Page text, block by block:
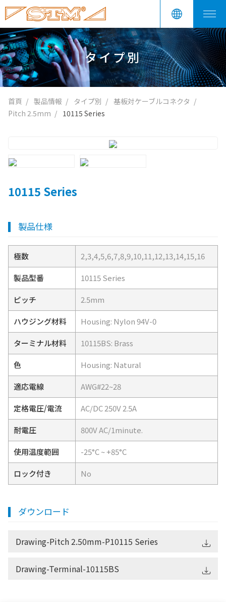
タイプ別
首頁 製品情報 タイプ別
基板対ケーブルコネクタ
Pitch 2.5mm
10115 Series
10115 Series
製品仕様
極数 2,3,4,5,6,7,8,9,10,11,12,13,14,15,16
製品型番 10115 Series
ピッチ 2.5mm
ハウジング材料 Housing: Nylon 94V-0
ターミナル材料 10115BS: Brass
色 Housing: Natural
適応電線 AWG#22~28
定格電圧/電流 AC/DC 250V 2.5A
耐電圧 800V AC/1minute.
使用温度範囲 -25°C ~ +85°C
ロック付き No
ダウンロード
Drawing-Pitch 2.50mm-P10115 Series
Drawing-Terminal-10115BS